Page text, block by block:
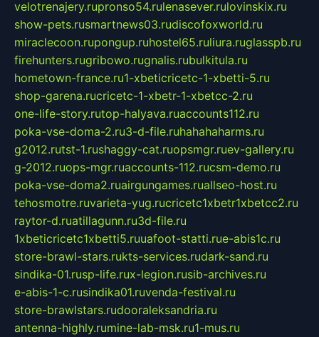
velotrenajery.rupronso54.rulenasever.rulovinskix.ru
show-pets.rusmartnews03.rudiscofoxworld.ru
miraclecoon.rupongup.ruhostel65.ruliura.ruglasspb.ru
firehunters.rugribowo.rugnalis.rubulkitula.ru
hometown-france.ru1-xbeticricetc-1-xbetti-5.ru
shop-garena.rucricetc-1-xbetr-1-xbetcc-2.ru
one-life-story.rutop-halyava.ruaccounts112.ru
poka-vse-doma-2.ru3-d-file.ruhahahaharms.ru
g2012.rutst-1.rushaggy-cat.ruopsmgr.ruev-gallery.ru
g-2012.ruops-mgr.ruaccounts-112.rucsm-demo.ru
poka-vse-doma2.ruairgungames.ruallseo-host.ru
tehosmotre.ruvarieta-yug.rucricetc1xbetr1xbetcc2.ru
raytor-d.ruatillagunn.ru3d-file.ru
1xbeticricetc1xbetti5.ruuafoot-statti.rue-abis1c.ru
store-brawl-stars.rukts-services.rudark-sand.ru
sindika-01.rusp-life.rux-legion.rusib-archives.ru
e-abis-1-c.rusindika01.ruvenda-festival.ru
store-brawlstars.rudooraleksandria.ru
antenna-highly.rumine-lab-msk.ru1-mus.ru